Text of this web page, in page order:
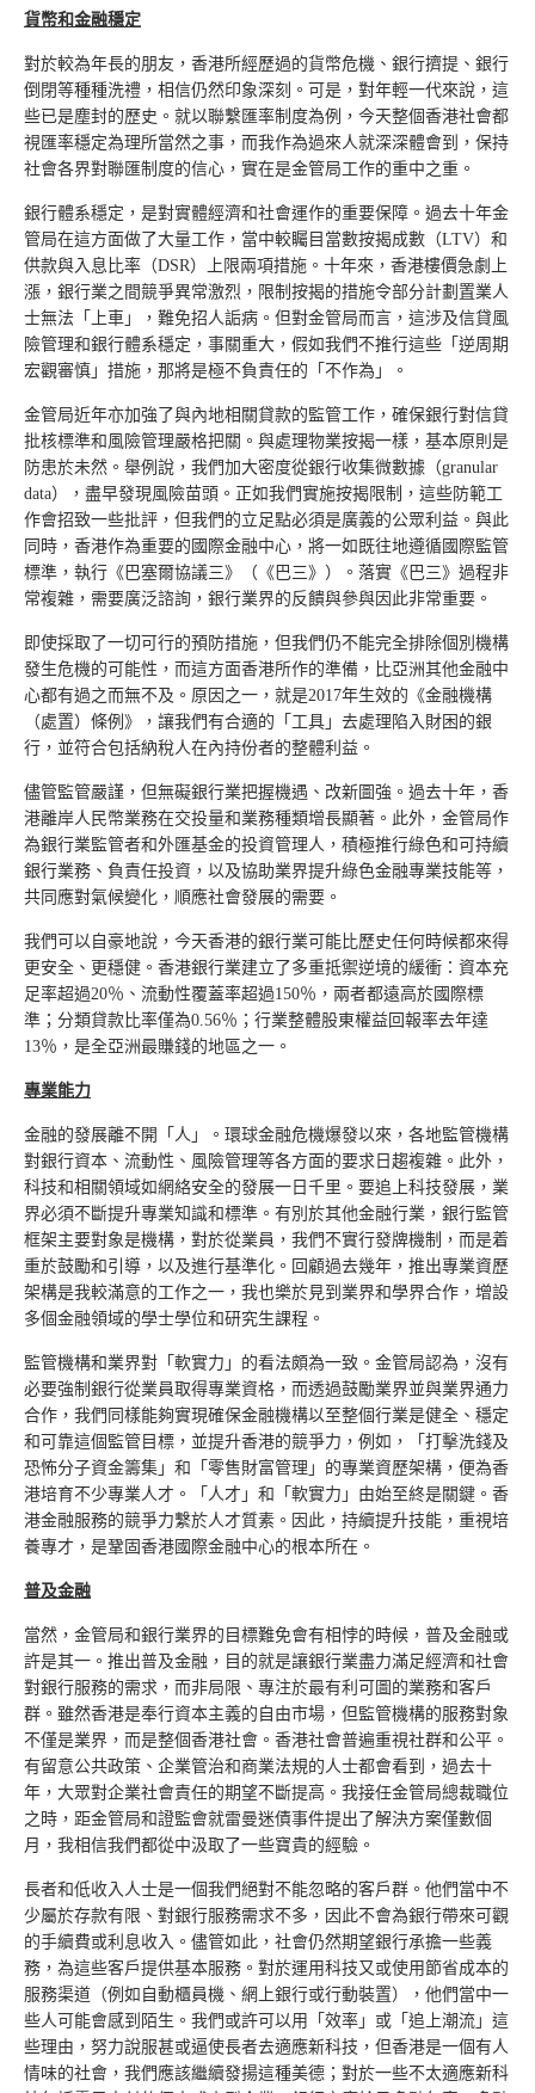
貨幣和金融穩定
對於較為年長的朋友，香港所經歷過的貨幣危機、銀行擠提、銀行
倒閉等種種洗禮，相信仍然印象深刻。可是，對年輕一代來說，這
些已是塵封的歷史。就以聯繫匯率制度為例，今天整個香港社會都
視匯率穩定為理所當然之事，而我作為過來人就深深體會到，保持
社會各界對聯匯制度的信心，實在是金管局工作的重中之重。
銀行體系穩定，是對實體經濟和社會運作的重要保障。過去十年金
管局在這方面做了大量工作，當中較矚目當數按揭成數（LTV）和
供款與入息比率（DSR）上限兩項措施。十年來，香港樓價急劇上
漲，銀行業之間競爭異常激烈，限制按揭的措施令部分計劃置業人
士無法「上車」，難免招人詬病。但對金管局而言，這涉及信貸風
險管理和銀行體系穩定，事關重大，假如我們不推行這些「逆周期
宏觀審慎」措施，那將是極不負責任的「不作為」。
金管局近年亦加強了與內地相關貸款的監管工作，確保銀行對信貸
批核標準和風險管理嚴格把關。與處理物業按揭一樣，基本原則是
防患於未然。舉例說，我們加大密度從銀行收集微數據（granular
data），盡早發現風險苗頭。正如我們實施按揭限制，這些防範工
作會招致一些批評，但我們的立足點必須是廣義的公眾利益。與此
同時，香港作為重要的國際金融中心，將一如既往地遵循國際監管
標準，執行《巴塞爾協議三》（《巴三》）。落實《巴三》過程非
常複雜，需要廣泛諮詢，銀行業界的反饋與參與因此非常重要。
即使採取了一切可行的預防措施，但我們仍不能完全排除個別機構
發生危機的可能性，而這方面香港所作的準備，比亞洲其他金融中
心都有過之而無不及。原因之一，就是2017年生效的《金融機構
（處置）條例》，讓我們有合適的「工具」去處理陷入財困的銀
行，並符合包括納稅人在內持份者的整體利益。
儘管監管嚴謹，但無礙銀行業把握機遇、改新圖強。過去十年，香
港離岸人民幣業務在交投量和業務種類增長顯著。此外，金管局作
為銀行業監管者和外匯基金的投資管理人，積極推行綠色和可持續
銀行業務、負責任投資，以及協助業界提升綠色金融專業技能等，
共同應對氣候變化，順應社會發展的需要。
我們可以自豪地說，今天香港的銀行業可能比歷史任何時候都來得
更安全、更穩健。香港銀行業建立了多重抵禦逆境的緩衝：資本充
足率超過20％、流動性覆蓋率超過150％，兩者都遠高於國際標
準；分類貸款比率僅為0.56％；行業整體股東權益回報率去年達
13％，是全亞洲最賺錢的地區之一。
專業能力
金融的發展離不開「人」。環球金融危機爆發以來，各地監管機構
對銀行資本、流動性、風險管理等各方面的要求日趨複雜。此外，
科技和相關領域如網絡安全的發展一日千里。要追上科技發展，業
界必須不斷提升專業知識和標準。有別於其他金融行業，銀行監管
框架主要對象是機構，對於從業員，我們不實行發牌機制，而是着
重於鼓勵和引導，以及進行基準化。回顧過去幾年，推出專業資歷
架構是我較滿意的工作之一，我也樂於見到業界和學界合作，增設
多個金融領域的學士學位和研究生課程。
監管機構和業界對「軟實力」的看法頗為一致。金管局認為，沒有
必要強制銀行從業員取得專業資格，而透過鼓勵業界並與業界通力
合作，我們同樣能夠實現確保金融機構以至整個行業是健全、穩定
和可靠這個監管目標，並提升香港的競爭力，例如，「打擊洗錢及
恐怖分子資金籌集」和「零售財富管理」的專業資歷架構，便為香
港培育不少專業人才。「人才」和「軟實力」由始至終是關鍵。香
港金融服務的競爭力繫於人才質素。因此，持續提升技能，重視培
養專才，是鞏固香港國際金融中心的根本所在。
普及金融
當然，金管局和銀行業界的目標難免會有相悖的時候，普及金融或
許是其一。推出普及金融，目的就是讓銀行業盡力滿足經濟和社會
對銀行服務的需求，而非局限、專注於最有利可圖的業務和客戶
群。雖然香港是奉行資本主義的自由市場，但監管機構的服務對象
不僅是業界，而是整個香港社會。香港社會普遍重視社群和公平。
有留意公共政策、企業管治和商業法規的人士都會看到，過去十
年，大眾對企業社會責任的期望不斷提高。我接任金管局總裁職位
之時，距金管局和證監會就雷曼迷債事件提出了解決方案僅數個
月，我相信我們都從中汲取了一些寶貴的經驗。
長者和低收入人士是一個我們絕對不能忽略的客戶群。他們當中不
少屬於存款有限、對銀行服務需求不多，因此不會為銀行帶來可觀
的手續費或利息收入。儘管如此，社會仍然期望銀行承擔一些義
務，為這些客戶提供基本服務。對於運用科技又或使用節省成本的
服務渠道（例如自動櫃員機、網上銀行或行動裝置），他們當中一
些人可能會感到陌生。我們或許可以用「效率」或「追上潮流」這
些理由，努力說服甚或逼使長者去適應新科技，但香港是一個有人
情味的社會，我們應該繼續發揚這種美德；對於一些不太適應新科